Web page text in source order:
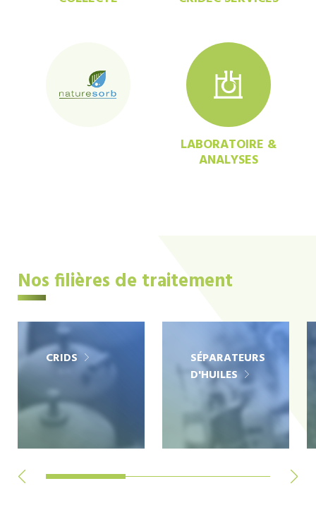
LABORATOIRE &
ANALYSES
Nos filières de traitement
CRIDS
SÉPARATEURS
D'HUILES